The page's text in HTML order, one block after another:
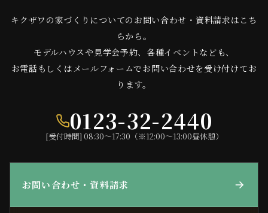
キクザワの家づくりについてのお問い合わせ・資料請求はこち
らから。
モデルハウスや見学会予約、各種イベントなども、
お電話もしくはメールフォームでお問い合わせを受け付けてお
ります。
0123-32-2440
[受付時間] 08:30〜17:30（※12:00〜13:00昼休憩）
お問い合わせ・資料請求